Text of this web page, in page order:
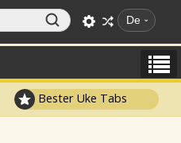
De
Bester Uke Tabs